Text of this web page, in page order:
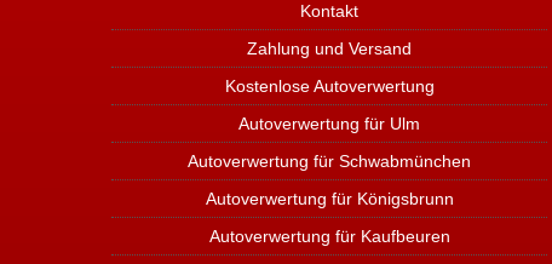
Kontakt
Zahlung und Versand
Kostenlose Autoverwertung
Autoverwertung für Ulm
Autoverwertung für Schwabmünchen
Autoverwertung für Königsbrunn
Autoverwertung für Kaufbeuren